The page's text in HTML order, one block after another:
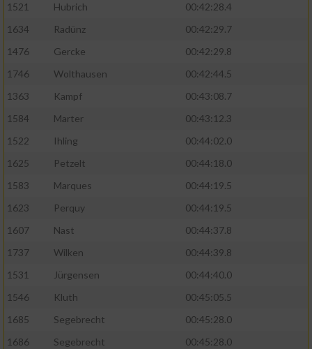
1521
Hubrich
00:42:28.4
1634
Radünz
00:42:29.7
1476
Gercke
00:42:29.8
1746
Wolthausen
00:42:44.5
1363
Kampf
00:43:08.7
1584
Marter
00:43:12.3
1522
Ihling
00:44:02.0
1625
Petzelt
00:44:18.0
1583
Marques
00:44:19.5
1623
Perquy
00:44:19.5
1607
Nast
00:44:37.8
1737
Wilken
00:44:39.8
1531
Jürgensen
00:44:40.0
1546
Kluth
00:45:05.5
1685
Segebrecht
00:45:28.0
1686
Segebrecht
00:45:28.0